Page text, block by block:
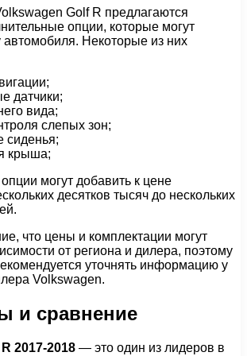
Golf R предлагаются
опции, которые могут
автомобиля. Некоторые из них
датчики;
вида;
слепых зон;
сиденья;
крыша;
могут добавить к цене
десятков тысяч до нескольких
что цены и комплектации могут
от региона и дилера, поэтому
уточнять информацию у
Volkswagen.
и сравнение
2017-2018 — это один из лидеров в